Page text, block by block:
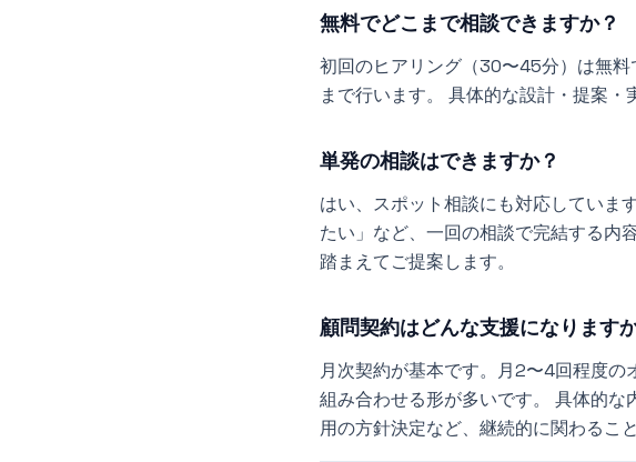
無料でどこまで相談できますか？
初回のヒアリング（30〜45分）は無
まで行います。 具体的な設計・提案・
単発の相談はできますか？
はい、スポット相談にも対応していま
たい」など、一回の相談で完結する内
踏まえてご提案します。
顧問契約はどんな支援になります
月次契約が基本です。月2〜4回程度
組み合わせる形が多いです。 具体的
用の方針決定など、継続的に関わるこ